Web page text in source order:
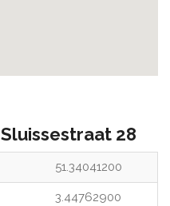
Sluissestraat 28
51.34041200
3.44762900